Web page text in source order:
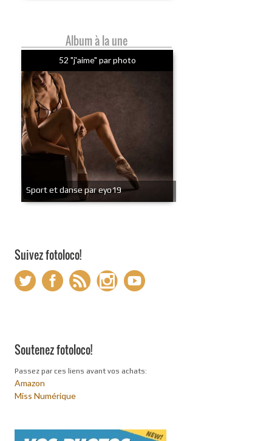
Album à la une
52 "j'aime" par photo
Sport et danse par eyo19
Suivez fotoloco!
Soutenez fotoloco!
Passez par ces liens avant vos achats:
Amazon
Miss Numérique